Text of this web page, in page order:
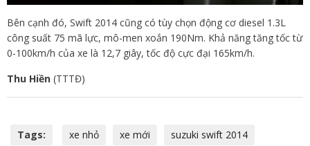
Bên cạnh đó, Swift 2014 cũng có tùy chọn động cơ diesel 1.3L
công suất 75 mã lực, mô-men xoắn 190Nm. Khả năng tăng tốc từ
0-100km/h của xe là 12,7 giây, tốc độ cực đại 165km/h.
Thu Hiền (TTTĐ)
Tags: xe nhỏ xe mới suzuki swift 2014